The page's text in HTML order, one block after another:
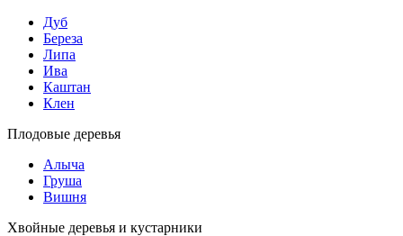
Дуб
Береза
Липа
Ива
Каштан
Клен
Плодовые деревья
Алыча
Груша
Вишня
Хвойные деревья и кустарники